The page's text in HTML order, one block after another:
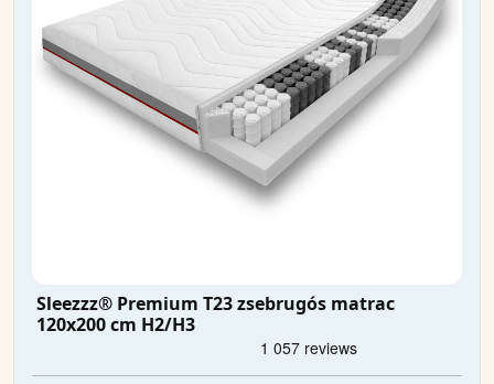
Sleezzz® Premium T23 zsebrugós matrac
120x200 cm H2/H3